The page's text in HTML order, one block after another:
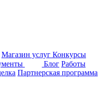
Магазин услуг Конкурсы
Блог Работы
Партнерская программа